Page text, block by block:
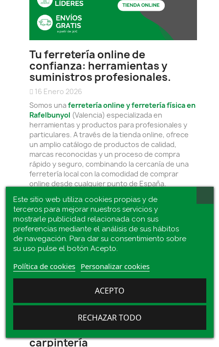
Tu ferretería online de
confianza: herramientas y
suministros profesionales.
16 Enero 2026
Somos unaferretería online y ferretería física en
Rafelbunyol (Valencia) especializada en
herramientas y productos para profesionales y
particulares. A través de la tienda online, ofrece
un amplio catálogo de productos de calidad,
marcas reconocidas y un proceso de compra
rápido y seguro, combinando la cercanía de una
ferretería local con la comodidad de comprar
online desde cualquier punto de España.
Leer Más
Menfer Ferreteros:
Especialistas en herrajes y
suministros profesionales para
carpintería
Este sitio web utiliza cookies propias y de
terceros para mejorar nuestros servicios y
mostrarle publicidad relacionada con sus
preferencias mediante el análisis de sus hábitos
de navegación. Para dar su consentimiento sobre
su uso pulse el botón Acepto.
Política de cookies Personalizar cookies
RECHAZAR TODO
ACEPTO